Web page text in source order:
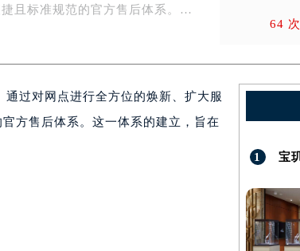
17层1706室（需提前预约）
预约）
需提前预约）
楼14层07室（需提前预约）
前预约）
约）
且标准规范的官方售后体系。
64 次
过对网点进行全方位的焕新、扩大服
方售后体系。这一体系的建立，旨在
1